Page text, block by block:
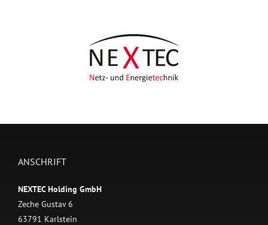
ANSCHRIFT
NEXTEC Holding GmbH
Zeche Gustav 6
63791 Karlstein